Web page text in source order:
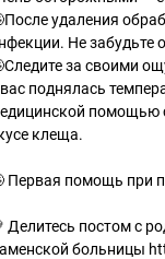
удаления
Не забудьте
за своими
поднялась
помощью
клеща.
Первая помощь при
Делитесь постом с
больницы